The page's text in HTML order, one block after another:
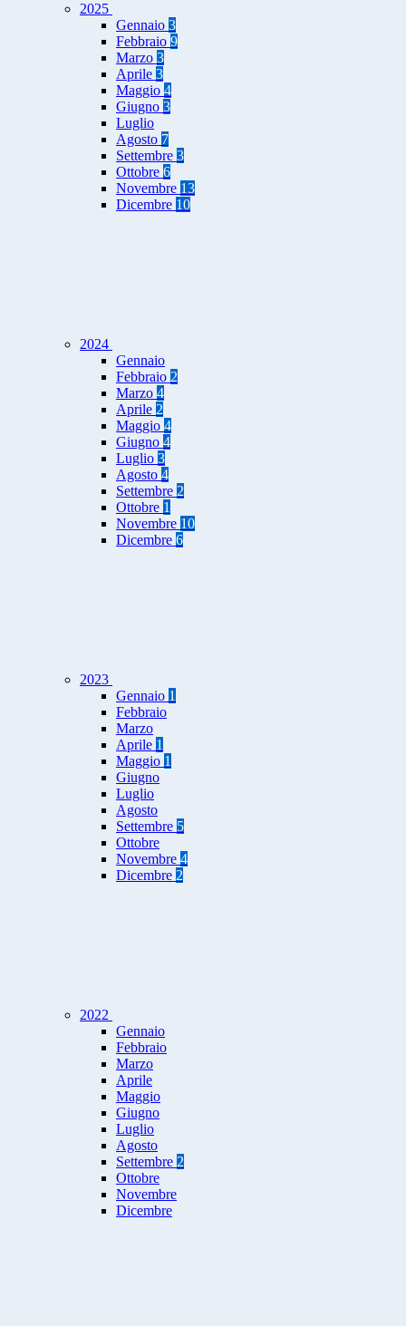
2025
Gennaio 3
Febbraio 9
Marzo 3
Aprile 3
Maggio 4
Giugno 3
Luglio
Agosto 7
Settembre 3
Ottobre 6
Novembre 13
Dicembre 10
2024
Gennaio
Febbraio 2
Marzo 4
Aprile 2
Maggio 4
Giugno 4
Luglio 3
Agosto 4
Settembre 2
Ottobre 1
Novembre 10
Dicembre 6
2023
Gennaio 1
Febbraio
Marzo
Aprile 1
Maggio 1
Giugno
Luglio
Agosto
Settembre 5
Ottobre
Novembre 4
Dicembre 2
2022
Gennaio
Febbraio
Marzo
Aprile
Maggio
Giugno
Luglio
Agosto
Settembre 2
Ottobre
Novembre
Dicembre